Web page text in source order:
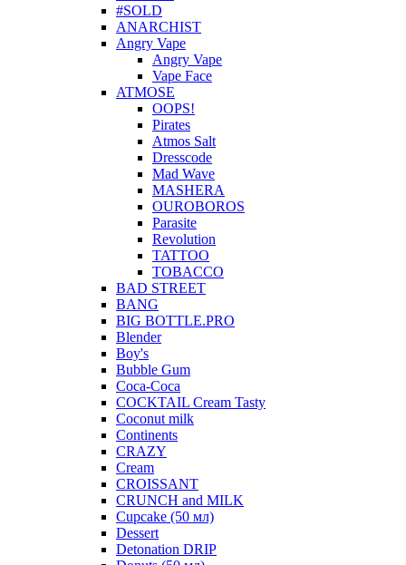
#SOLD
ANARCHIST
Angry Vape
Angry Vape
Vape Face
ATMOSE
OOPS!
Pirates
Atmos Salt
Dresscode
Mad Wave
MASHERA
OUROBOROS
Parasite
Revolution
TATTOO
TOBACCO
BAD STREET
BANG
BIG BOTTLE.PRO
Blender
Boy's
Bubble Gum
Coca-Coca
COCKTAIL Cream Tasty
Coconut milk
Continents
CRAZY
Cream
CROISSANT
CRUNCH and MILK
Cupcake (50 мл)
Dessert
Detonation DRIP